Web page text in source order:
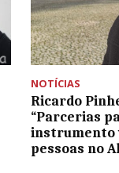
NOTÍCIAS
Ricardo
“Parcerias
instrumento
pessoas no